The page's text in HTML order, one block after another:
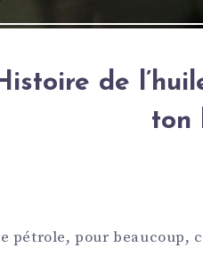
de
ton
pétrole, pour beaucoup,